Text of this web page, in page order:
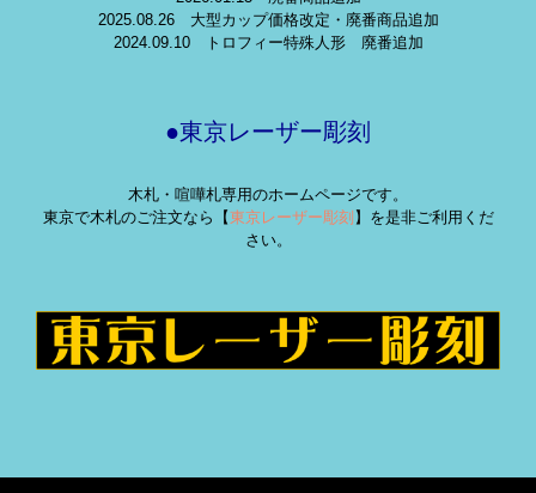
2025.08.26 大型カップ価格改定・廃番商品追加
2024.09.10 トロフィー特殊人形 廃番追加
●東京レーザー彫刻
木札・喧嘩札専用のホームページです。
東京で木札のご注文なら【東京レーザー彫刻 】を是非ご利用くだ
さい。